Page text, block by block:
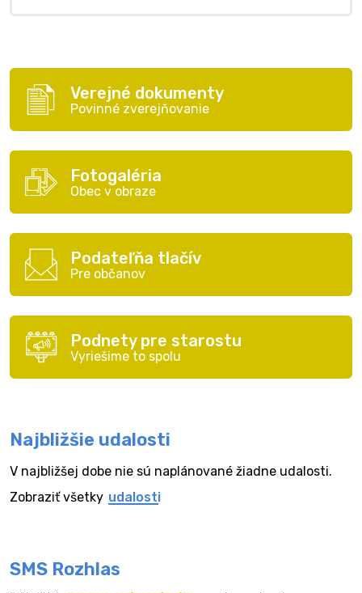
Verejné dokumenty
Povinné zverejňovanie
Fotogaléria
Obec v obraze
Podateľňa tlačív
Pre občanov
Podnety pre starostu
Vyriešime to spolu
Najbližšie udalosti
V najbližšej dobe nie sú naplánované žiadne udalosti.
Zobraziť všetky udalosti
SMS Rozhlas